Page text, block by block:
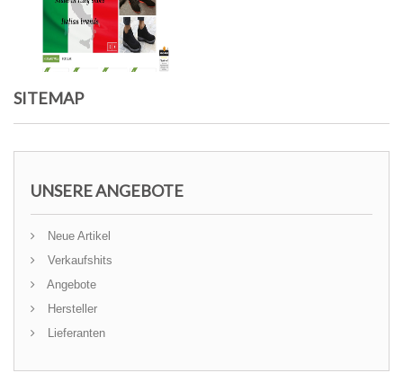
SITEMAP
UNSERE ANGEBOTE
Neue Artikel
Verkaufshits
Angebote
Hersteller
Lieferanten